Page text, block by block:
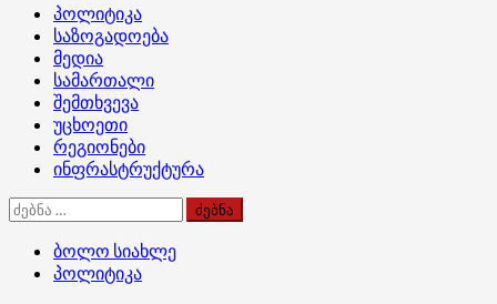
Primary
Menu
პოლიტიკა
საზოგადოება
მედია
სამართალი
შემთხვევა
უცხოეთი
რეგიონები
ინფრასტრუქტურა
ძებნა:
ბოლო სიახლე
პოლიტიკა